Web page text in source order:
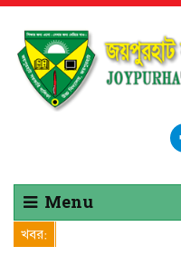
Menu
খবর: